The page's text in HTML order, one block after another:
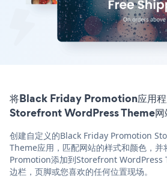
将Black Friday Promotion应用程
Storefront WordPress Theme网
创建自定义的Black Friday Promotion
Theme应用，匹配网站的样式和颜色，
Promotion添加到Storefront WordPress
边栏，页脚或您喜欢的任何位置现场。